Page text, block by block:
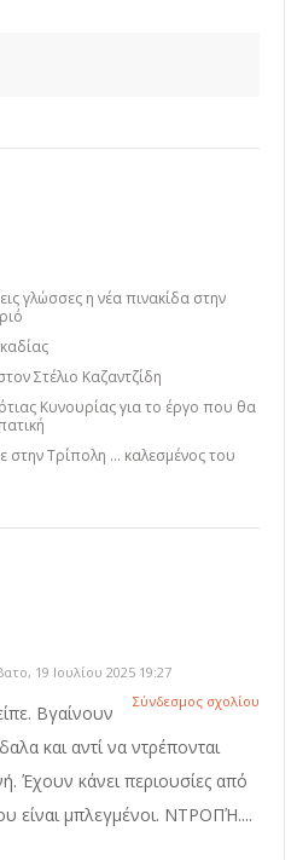
γλώσσες η νέα πινακίδα στην
Στέλιο Καζαντζίδη
Κυνουρίας για το έργο που θα
στην Τρίπολη ... καλεσμένος του
19 Ιουλίου 2025 19:27
Σύνδεσμος σχολίου
Βγαίνουν
και αντί να ντρέπονται
Έχουν κάνει περιουσίες από
είναι μπλεγμένοι. ΝΤΡΟΠΉ....